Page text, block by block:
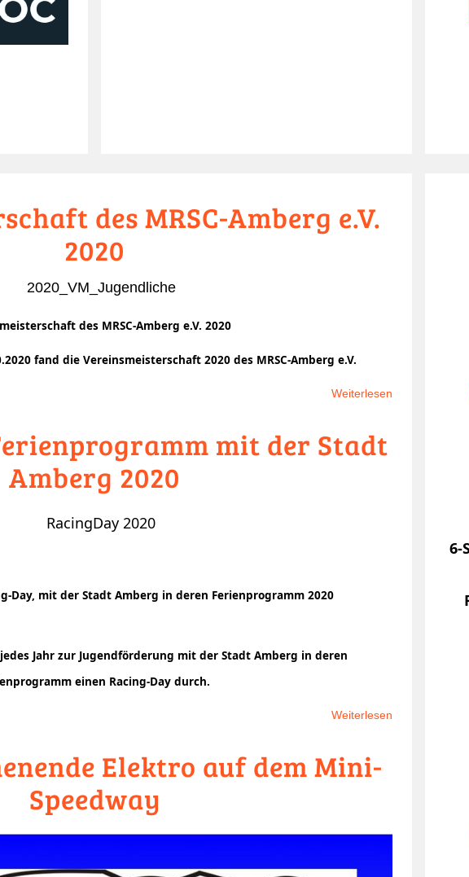
des MRSC-Amberg e.V.
2020
des MRSC-Amberg e.V. 2020
fand die Vereinsmeisterschaft 2020 des MRSC-Amberg e.V.
Weiterlesen
mit der Stadt
Amberg 2020
Day, mit der Stadt Amberg in deren Ferienprogramm 2020
Jahr zur Jugendförderung mit der Stadt Amberg in deren
einen Racing-Day durch.
Weiterlesen
Stadt
Elektro auf dem Mini-
Speedway
6-